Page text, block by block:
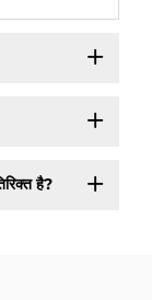
है?